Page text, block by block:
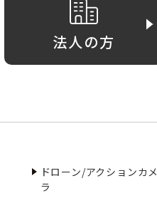
法人の方
ドローン/アクションカメ
ラ